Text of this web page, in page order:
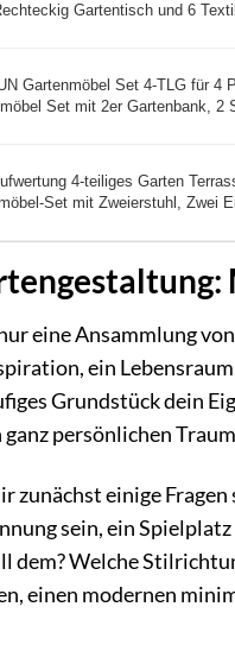
Gartentisch und 6
Gartenmöbel Set 4-TLG für 4
Set mit 2er Gartenbank, 2
4-teiliges Garten
Set mit Zweierstuhl, Zwei
eine Ansammlung
ein
Grundstück dein
persönlichen
zunächst einige
sein, ein
dem? Welche
einen modernen